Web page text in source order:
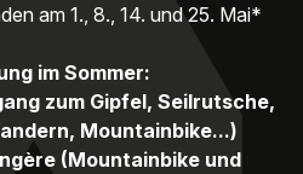
am 1., 8., 14. und 25. Mai*
im Sommer:
zum Gipfel, Seilrutsche,
Mountainbike...)
(Mountainbike und